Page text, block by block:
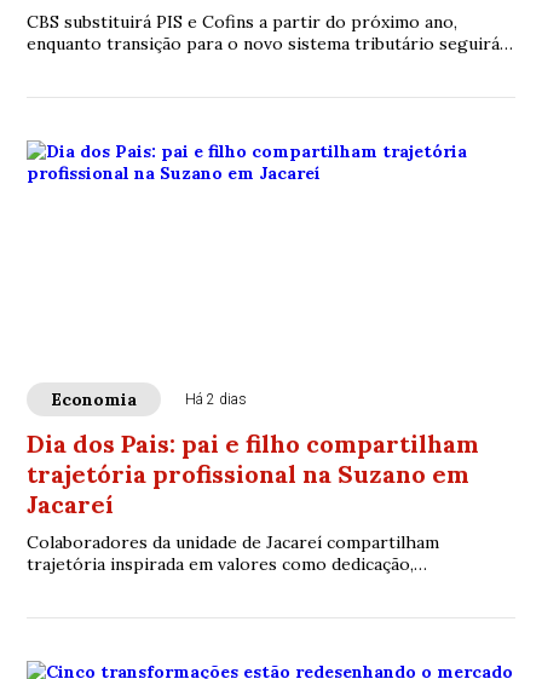
CBS substituirá PIS e Cofins a partir do próximo ano,
enquanto transição para o novo sistema tributário seguirá
Economia Há 2 dias
Dia dos Pais: pai e filho compartilham
trajetória profissional na Suzano em
Jacareí
Colaboradores da unidade de Jacareí compartilham
trajetória inspirada em valores como dedicação,